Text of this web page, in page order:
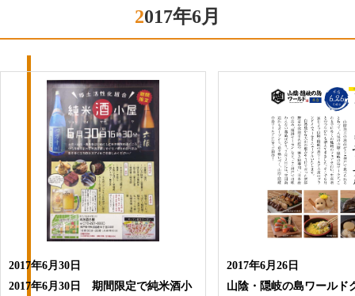
2017年6月
2017年6月30日
2017年6月30日 期間限定で純米酒小
2017年6月26日
山陰・隠岐の島ワールド